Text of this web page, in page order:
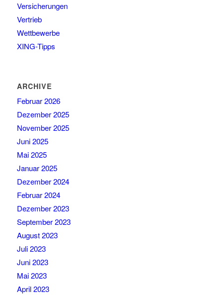
Versicherungen
Vertrieb
Wettbewerbe
XING-Tipps
ARCHIVE
Februar 2026
Dezember 2025
November 2025
Juni 2025
Mai 2025
Januar 2025
Dezember 2024
Februar 2024
Dezember 2023
September 2023
August 2023
Juli 2023
Juni 2023
Mai 2023
April 2023